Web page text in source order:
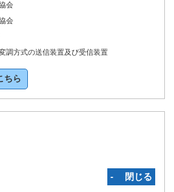
会
会
調方式の送信装置及び受信装置
ちら
‐ 閉じる